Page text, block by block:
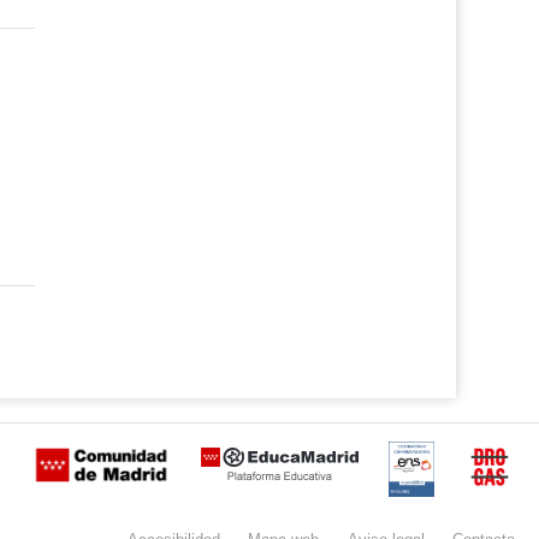
Certificación Buzón